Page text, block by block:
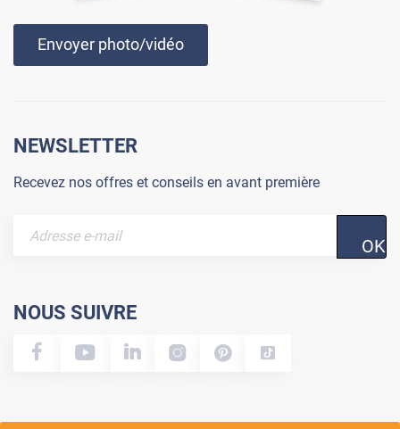
Envoyer photo/vidéo
NEWSLETTER
Recevez nos offres et conseils en avant première
OK
NOUS SUIVRE